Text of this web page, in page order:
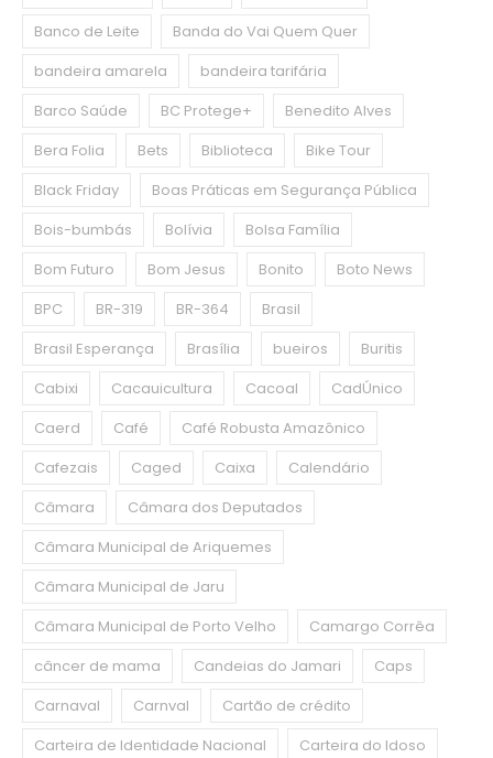
Banco de Leite
Banda do Vai Quem Quer
bandeira amarela
bandeira tarifária
Barco Saúde
BC Protege+
Benedito Alves
Bera Folia
Bets Biblioteca
Bike Tour
Black Friday
Boas Práticas em Segurança Pública
Bois-bumbás
Bolívia
Bolsa Família
Bom Futuro
Bom Jesus Bonito
Boto News
BPC
BR-319 BR-364
Brasil
Brasil Esperança
Brasília bueiros
Buritis
Cabixi
Cacauicultura Cacoal
CadÚnico
Caerd
Café
Café Robusta Amazônico
Cafezais
Caged Caixa
Calendário
Câmara
Câmara dos Deputados
Câmara Municipal de Ariquemes
Câmara Municipal de Jaru
Câmara Municipal de Porto Velho
Camargo Corrêa
câncer de mama
Candeias do Jamari
Caps
Carnaval
Carnval
Cartão de crédito
Carteira de Identidade Nacional
Carteira do Idoso